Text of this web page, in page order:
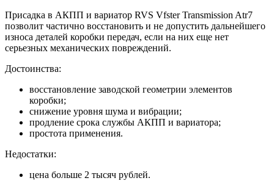
Присадка в АКПП и вариатор RVS Vfster Transmission Atr7
позволит частично восстановить и не допустить дальнейшего
износа деталей коробки передач, если на них еще нет
серьезных механических повреждений.
Достоинства:
восстановление заводской геометрии элементов
коробки;
снижение уровня шума и вибрации;
продление срока службы АКПП и вариатора;
простота применения.
Недостатки:
цена больше 2 тысяч рублей.